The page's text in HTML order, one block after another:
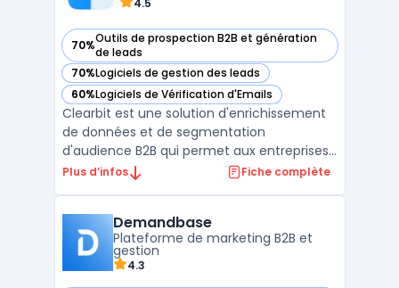
70%Outils de prospection B2B et génération
de leads
— voir Clearbit dans cette catégorie
70%Logiciels de gestion des leads
— voir Clearbit dans cette catégorie
60%Logiciels de Vérification d'Emails
— voir Clearbit dans cette catégorie
Clearbit est une solution d'enrichissement
de données et de segmentation
d'audience B2B qui permet aux entreprises
d'améliorer leurs stratégies marketing et
données. Grâce à son API d'enrichissement
de données, Clear ...
Plus d’infos Fiche complète
Demandbase
Plateforme de marketing B2B et
gestion
4.3